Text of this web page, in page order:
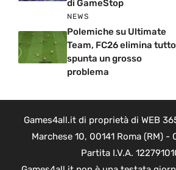
di GameStop
NEWS
Polemiche su Ultimate
Team, FC26 elimina
spunta un grosso
problema
Games4all.it di proprietà di WEB
Marchese 10, 00141 Roma (RM) -
Partita I.V.A.